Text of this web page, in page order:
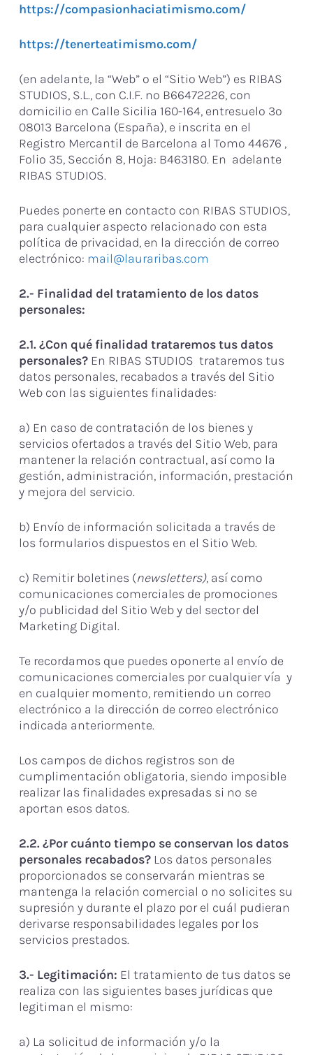
https://compasionhaciatimismo.com/
https://tenerteatimismo.com/
(en adelante, la “Web” o el “Sitio Web”) es RIBAS
STUDIOS, S.L., con C.I.F. nº B66472226, con
domicilio en Calle Sicilia 160-164, entresuelo 3º
08013 Barcelona (España), e inscrita en el
Registro Mercantil de Barcelona al Tomo 44676 ,
Folio 35, Sección 8, Hoja: B463180. En adelante
RIBAS STUDIOS.
Puedes ponerte en contacto con RIBAS STUDIOS,
para cualquier aspecto relacionado con esta
política de privacidad, en la dirección de correo
electrónico: mail@lauraribas.com
2.- Finalidad del tratamiento de los datos
personales:
2.1. ¿Con qué finalidad trataremos tus datos
personales? En RIBAS STUDIOS trataremos tus
datos personales, recabados a través del Sitio
Web con las siguientes finalidades:
a) En caso de contratación de los bienes y
servicios ofertados a través del Sitio Web, para
mantener la relación contractual, así como la
gestión, administración, información, prestación
y mejora del servicio.
b) Envío de información solicitada a través de
los formularios dispuestos en el Sitio Web.
c) Remitir boletines (newsletters), así como
comunicaciones comerciales de promociones
y/o publicidad del Sitio Web y del sector del
Marketing Digital.
Te recordamos que puedes oponerte al envío de
comunicaciones comerciales por cualquier vía y
en cualquier momento, remitiendo un correo
electrónico a la dirección de correo electrónico
indicada anteriormente.
Los campos de dichos registros son de
cumplimentación obligatoria, siendo imposible
realizar las finalidades expresadas si no se
aportan esos datos.
2.2. ¿Por cuánto tiempo se conservan los datos
personales recabados? Los datos personales
proporcionados se conservarán mientras se
mantenga la relación comercial o no solicites su
supresión y durante el plazo por el cuál pudieran
derivarse responsabilidades legales por los
servicios prestados.
3.- Legitimación: El tratamiento de tus datos se
realiza con las siguientes bases jurídicas que
legitiman el mismo:
a) La solicitud de información y/o la